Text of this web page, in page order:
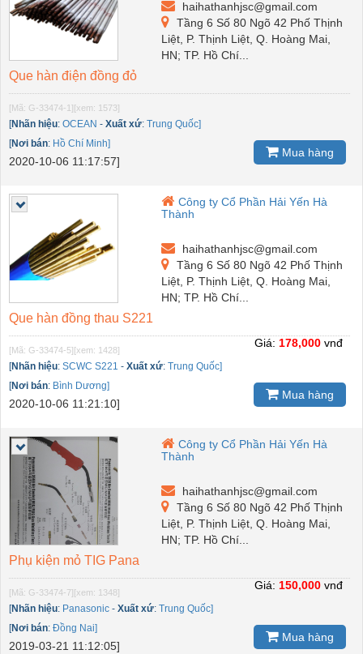
haihathanhjsc@gmail.com
Tầng 6 Số 80 Ngõ 42 Phố Thịnh
Liệt, P. Thịnh Liệt, Q. Hoàng Mai,
HN; TP. Hồ Chí...
Que hàn điện đồng đỏ
[Mã: G-33474-1] [xem: 1573]
[Nhãn hiệu: OCEAN - Xuất xứ: Trung Quốc]
[Nơi bán: Hồ Chí Minh]
2020-10-06 11:17:57]
Mua hàng
Công ty Cổ Phần Hải Yến Hà
Thành
haihathanhjsc@gmail.com
Tầng 6 Số 80 Ngõ 42 Phố Thịnh
Liệt, P. Thịnh Liệt, Q. Hoàng Mai,
HN; TP. Hồ Chí...
Que hàn đồng thau S221
[Mã: G-33474-5] [xem: 1428]
[Nhãn hiệu: SCWC S221 - Xuất xứ: Trung Quốc]
[Nơi bán: Bình Dương]
2020-10-06 11:21:10]
Giá: 178,000 vnđ
Mua hàng
Công ty Cổ Phần Hải Yến Hà
Thành
haihathanhjsc@gmail.com
Tầng 6 Số 80 Ngõ 42 Phố Thịnh
Liệt, P. Thịnh Liệt, Q. Hoàng Mai,
HN; TP. Hồ Chí...
Phụ kiện mỏ TIG Pana
[Mã: G-33474-7] [xem: 1348]
[Nhãn hiệu: Panasonic - Xuất xứ: Trung Quốc]
[Nơi bán: Đồng Nai]
2019-03-21 11:12:05]
Giá: 150,000 vnđ
Mua hàng